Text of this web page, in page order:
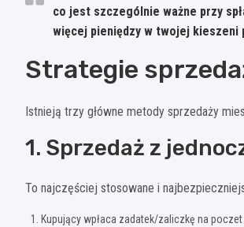
co jest szczególnie ważne przy
więcej pieniędzy w twojej kieszeni
Strategie
Istnieją trzy główne metody sprzedaży
1. Sprzedaż z
To najczęściej stosowane i
Kupujący wpłaca zadatek/zaliczkę na poczet